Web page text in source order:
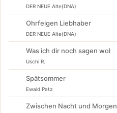
DER NEUE Alte(DNA)
Ohrfeigen Liebhaber
DER NEUE Alte(DNA)
Was ich dir noch sagen wol
Uschi R.
Spätsommer
Ewald Patz
Zwischen Nacht und Morgen